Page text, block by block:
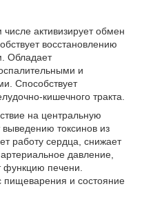
активизирует обмен
восстановлению
Обладает
и
Способствует
кишечного тракта.
на центральную
выведению токсинов из
работу сердца, снижает
давление,
функцию печени.
пищеварения и состояние